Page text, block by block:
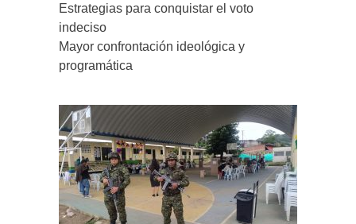
Estrategias para conquistar el voto
indeciso
Mayor confrontación ideológica y
programática